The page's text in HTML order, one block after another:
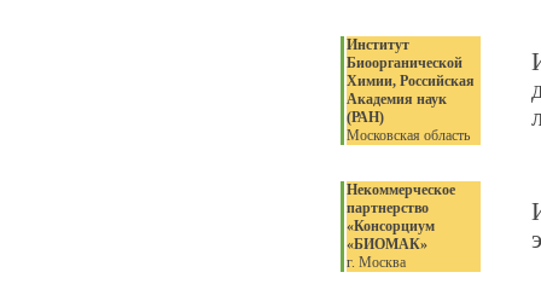
Институт
Биоорганической
Химии, Российская
Академия наук
(РАН)
Московская область
Некоммерческое
партнерство
«Консорциум
«БИОМАК»
г. Москва